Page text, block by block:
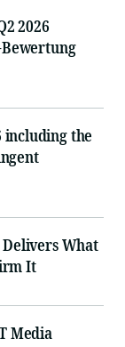
2026
including the
What
It
Media